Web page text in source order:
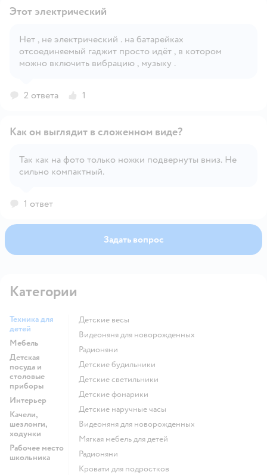
Открыть вопрос
Этот электрический
Нет , не электрический . на батарейках
отсоединяемый гаджит просто идёт , в котором
можно включить вибрацию , музыку .
2 ответа 1
Как он выглядит в сложенном виде?
Так как на фото только ножки подвернуты вниз. Не
сильно компактный.
1 ответ
Задать вопрос
Категории
Техника для
детей
Мебель
Детская
посуда и
столовые
приборы
Интерьер
Качели,
шезлонги,
ходунки
Рабочее место
школьника
Детские весы
Видеоняня для новорожденных
Радионяни
Детские будильники
Детские светильники
Детские фонарики
Детские наручные часы
Видеоняня для новорожденных
Мягкая мебель для детей
Радионяни
Кровати для подростков